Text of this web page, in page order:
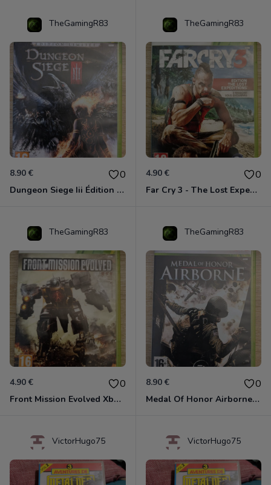
TheGamingR83
8.90 € 0
Dungeon Siege Iii Édition Limitée - Vf Intégrale Xbox 360
TheGamingR83
4.90 € 0
Far Cry 3 - The Lost Expeditions - Edition Spéciale Xbox 360
TheGamingR83
4.90 € 0
Front Mission Evolved Xbox 360
TheGamingR83
8.90 € 0
Medal Of Honor Airborne Xbox 360
VictorHugo75 VictorHugo75